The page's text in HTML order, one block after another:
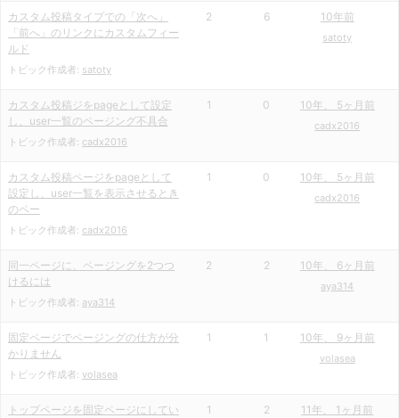
カスタム投稿タイプでの「次へ」
「前へ」のリンクにカスタムフィー
ルド
トピック作成者: satoty
2 6 10年前
satoty
カスタム投稿ジをpageとして設定
し、user一覧のページング不具合
トピック作成者: cadx2016
1 0 10年、 5ヶ月前
cadx2016
カスタム投稿ページをpageとして
設定し、user一覧を表示させるとき
のペー
トピック作成者: cadx2016
1 0 10年、 5ヶ月前
cadx2016
同一ページに、ページングを2つつ
けるには
トピック作成者: aya314
2 2 10年、 6ヶ月前
aya314
固定ページでページングの仕方が分
かりません
トピック作成者: volasea
1 1 10年、 9ヶ月前
volasea
トップページを固定ページにしてい
1 2 11年、 1ヶ月前